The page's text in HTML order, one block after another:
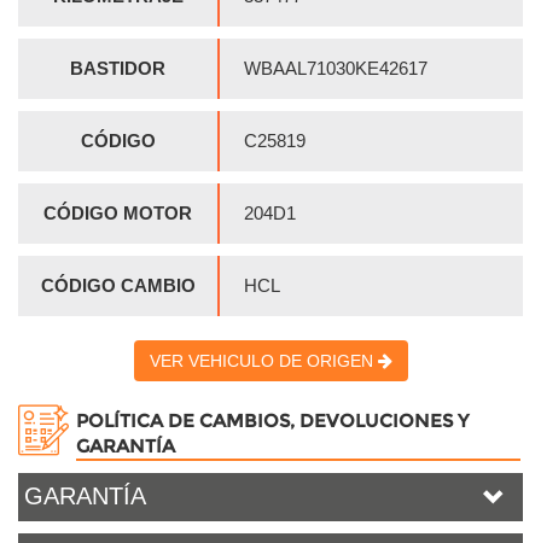
BASTIDOR WBAAL71030KE42617
CÓDIGO C25819
CÓDIGO MOTOR 204D1
CÓDIGO CAMBIO HCL
VER VEHICULO DE ORIGEN
POLÍTICA DE CAMBIOS, DEVOLUCIONES Y
GARANTÍA
GARANTÍA